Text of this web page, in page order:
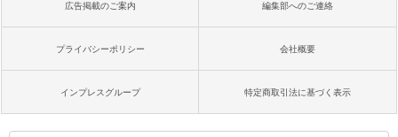
広告掲載のご案内 編集部へのご連絡
プライバシーポリシー 会社概要
インプレスグループ 特定商取引法に基づく表示